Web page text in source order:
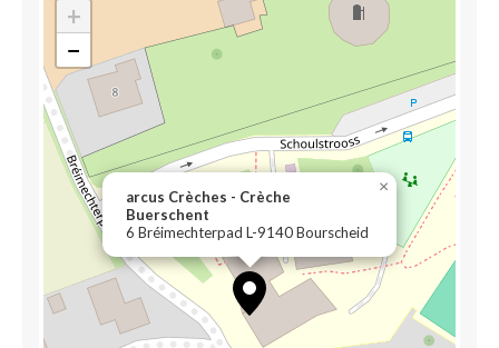
arcus Crèches - Crèche
Buerschent
6 Bréimechterpad L-9140 Bourscheid
×
+
−